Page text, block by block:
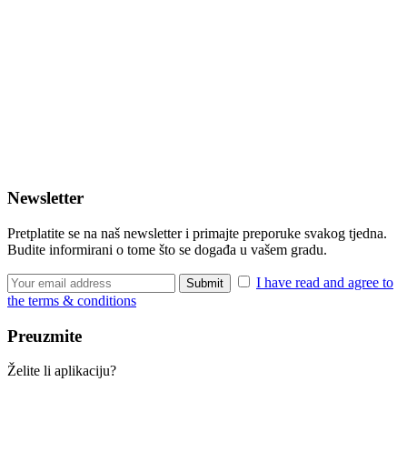
Newsletter
Pretplatite se na naš newsletter i primajte preporuke svakog tjedna.
Budite informirani o tome što se događa u vašem gradu.
I have read and agree to
the terms & conditions
Preuzmite
Želite li aplikaciju?